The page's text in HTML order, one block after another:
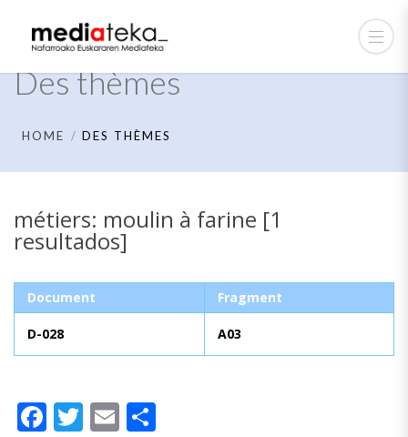
Des thèmes
HOME DES THÈMES
métiers: moulin à farine [1
resultados]
Document Fragment
D-028 A03
Facebook
Twitter
Email